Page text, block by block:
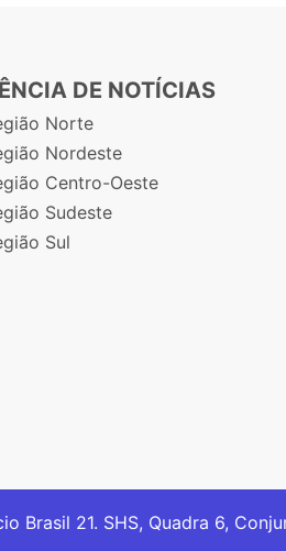
DE NOTÍCIAS
Norte
Nordeste
Centro-Oeste
Sudeste
Sul
Brasil 21. SHS, Quadra 6,